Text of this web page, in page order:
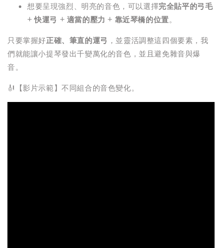
想要呈現強烈、明亮的音色，可以選擇完全貼平的弓毛
+ 快運弓 + 適當的壓力 + 靠近琴橋的位置。
只要掌握好正確、筆直的運弓 ，並靈活調整這四個要素，我
們就能讓小提琴發出千變萬化的音色，並且避免雜音與爆
音。
🎻【影片示範】不同組合的音色變化。